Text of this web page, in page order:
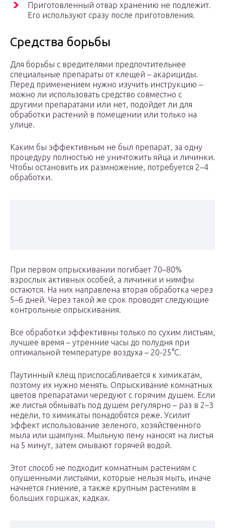
Приготовленный отвар хранению не подлежит.
Его используют сразу после приготовления.
Средства борьбы
Для борьбы с вредителями предпочтительнее
специальные препараты от клещей – акарициды.
Перед применением нужно изучить инструкцию –
можно ли использовать средство совместно с
другими препаратами или нет, подойдет ли для
обработки растений в помещении или только на
улице.
Каким бы эффективным не был препарат, за одну
процедуру полностью не уничтожить яйца и личинки.
Чтобы остановить их размножение, потребуется 2–4
обработки.
При первом опрыскивании погибает 70–80%
взрослых активных особей, а личинки и нимфы
остаются. На них направлена вторая обработка через
5–6 дней. Через такой же срок проводят следующие
контрольные опрыскивания.
Все обработки эффективны только по сухим листьям,
лучшее время – утренние часы до полудня при
оптимальной температуре воздуха – 20-25°C.
Паутинный клещ приспосабливается к химикатам,
поэтому их нужно менять. Опрыскивание комнатных
цветов препаратами чередуют с горячим душем. Если
же листья обмывать под душем регулярно – раз в 2–3
недели, то химикаты понадобятся реже. Усилит
эффект использование зеленого, хозяйственного
мыла или шампуня. Мыльную пену наносят на листья
на 5 минут, затем смывают горячей водой.
Этот способ не подходит комнатным растениям с
опушенными листьями, которые нельзя мыть, иначе
начнется гниение, а также крупным растениям в
больших горшках, кадках.